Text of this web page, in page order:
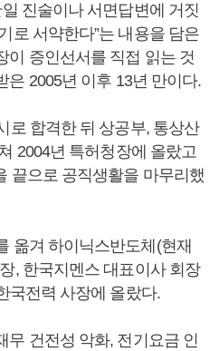
진술이나 서면답변에 거짓
로 서약한다”는 내용을 담은
이 증인선서를 직접 읽는 것
은 2005년 이후 13년 만이다.
로 합격한 뒤 상공부, 통상산
2004년 특허청장에 올랐고
끝으로 공직생활을 마무리했
옮겨 하이닉스반도체(현재
, 한국지멘스 대표이사 회장
국전력 사장에 올랐다.
무 건전성 악화, 전기요금 인